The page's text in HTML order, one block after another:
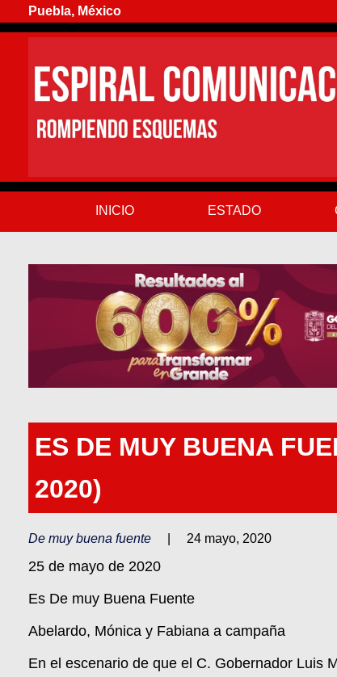
Puebla, México
INICIO ESTADO
ES DE MUY BUENA
2020)
De muy buena fuente 24 mayo, 2020
25 de mayo de 2020
Es De muy Buena Fuente
Abelardo, Mónica y Fabiana a campaña
En el escenario de que el C. Gobernador Luis